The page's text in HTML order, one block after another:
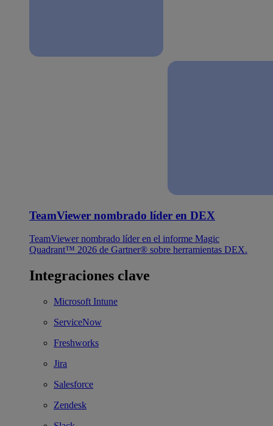
TeamViewer nombrado líder en DEX
TeamViewer nombrado líder en el informe Magic
Quadrant™ 2026 de Gartner® sobre herramientas DEX.
Integraciones clave
Microsoft Intune
ServiceNow
Freshworks
Jira
Salesforce
Zendesk